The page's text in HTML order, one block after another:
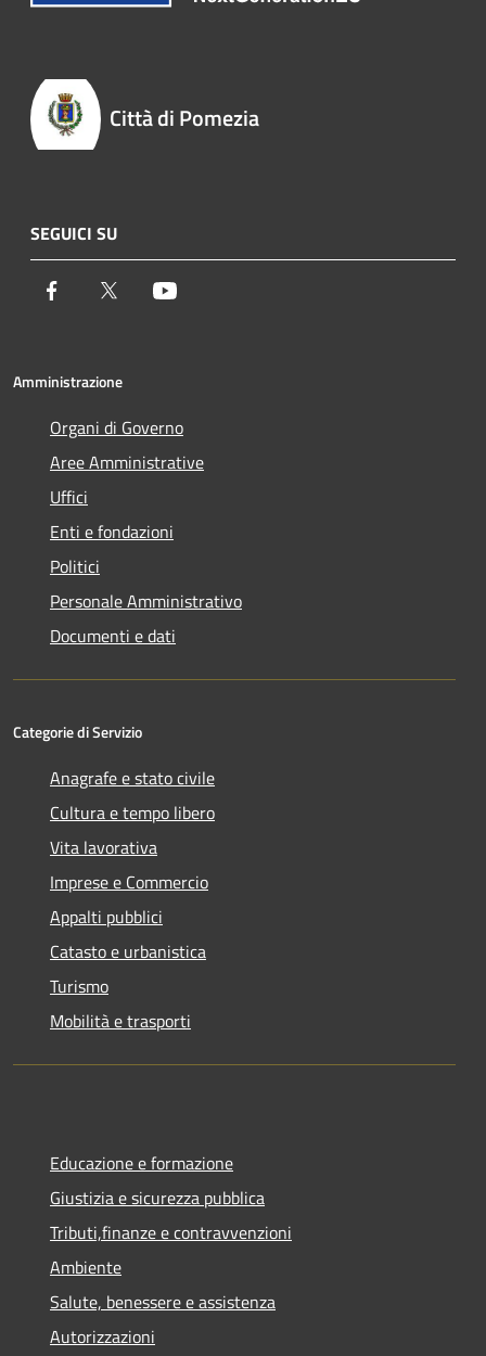
Città di Pomezia
SEGUICI SU
Facebook Twitter
Amministrazione
Organi di Governo
Aree Amministrative
Uffici
Enti e fondazioni
Politici
Personale Amministrativo
Documenti e dati
Categorie di Servizio
Anagrafe e stato civile
Cultura e tempo libero
Vita lavorativa
Imprese e Commercio
Appalti pubblici
Catasto e urbanistica
Turismo
Mobilità e trasporti
Educazione e formazione
Giustizia e sicurezza pubblica
Tributi,finanze e contravvenzioni
Ambiente
Salute, benessere e assistenza
Autorizzazioni